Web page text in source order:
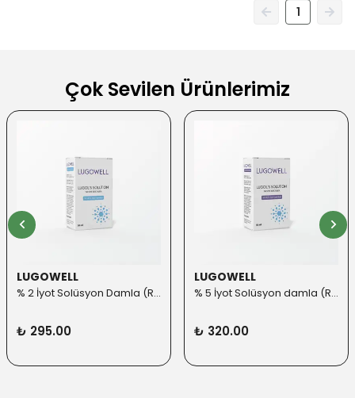
1
Çok Sevilen Ürünlerimiz
LUGOWELL
% 2 İyot Solüsyon Damla (Roll-on Başlık ilaveli)
₺ 295.00
LUGOWELL
% 5 İyot Solüsyon damla (Roll-on Başlık ilaveli)
₺ 320.00